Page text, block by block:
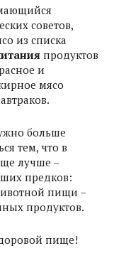
советов,
из списка
продуктов
и
мясо
больше
тем, что в
лучше –
предков:
пищи –
продуктов.
пище!